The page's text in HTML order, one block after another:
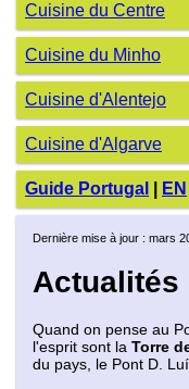
Cuisine du Centre
Cuisine du Minho
Cuisine d'Alentejo
Cuisine d'Algarve
Guide Portugal EN
Dernière mise à jour : mars
Actualités
Quand on pense au
l'esprit sont la Torre
du pays, le Pont D.